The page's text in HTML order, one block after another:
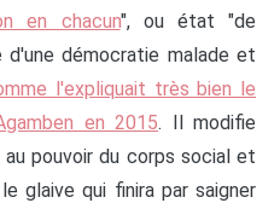
en chacun", ou état "de
démocratie malade et
l'expliquait très bien le
en 2015. Il modifie
pouvoir du corps social et
glaive qui finira par saigner